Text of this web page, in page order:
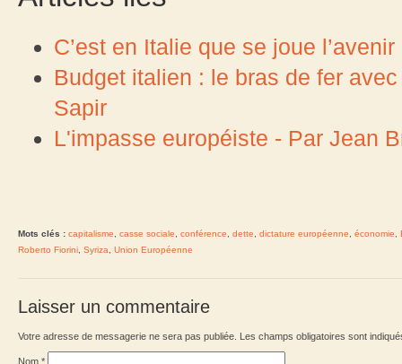
C’est en Italie que se joue
Budget italien : le bras de fer
Sapir
L'impasse européiste - Par Jean
Mots clés : capitalisme casse sociale conférence dette dictature européenne économie
Roberto Fiorini Syriza Union Européenne
Laisser un commentaire
Votre adresse de messagerie ne sera pas publiée. Les champs obligatoires sont
Nom *